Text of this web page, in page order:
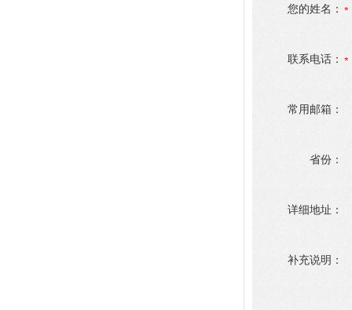
您的姓名：
联系电话：
常用邮箱：
省份：
详细地址：
补充说明：